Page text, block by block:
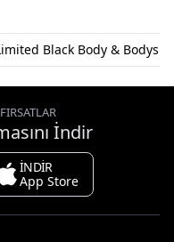
Black Body & Bodysuit
İndir
İNDİR
App Store